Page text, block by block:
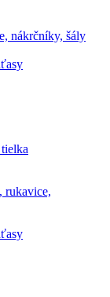
nákrčníky, šály
rukavice,